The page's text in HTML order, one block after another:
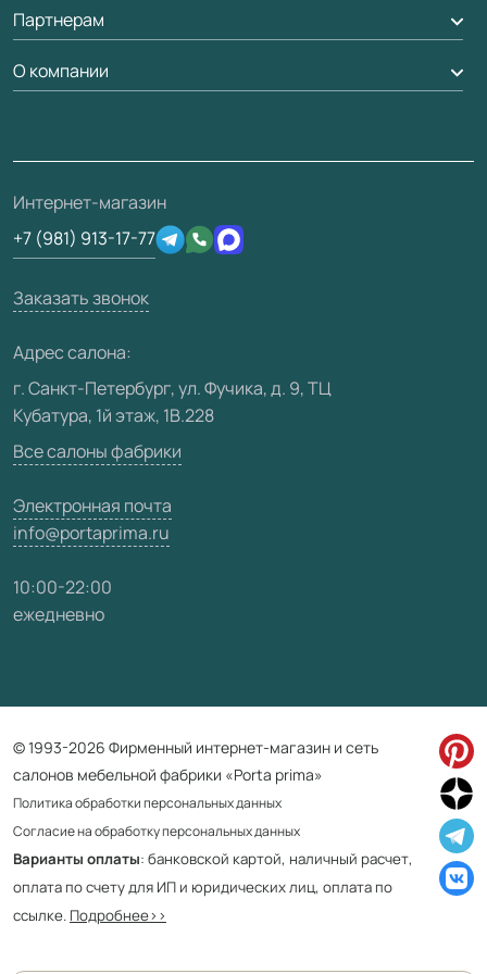
Рейки, баффели, стеллажи
Погонаж
Гарантия
Вопрос-ответ
Отзывы клиентов
Техническая информация
Юридическая информация
Вызов замерщика
Доставка
Партнерам
Дизайнерам / архитекторам
3D-модели
О компании
О фабрике
Сертификаты
Производство
Вакансии
Карта сайта
Интернет-магазин
+7 (981) 913-17-77
Заказать звонок
Адрес салона:
г. Санкт-Петербург, ул. Фучика, д. 9, ТЦ
Кубатура, 1й этаж, 1В.228
Все салоны фабрики
Электронная почта
info@portaprima.ru
10:00-22:00
ежедневно
© 1993-2026 Фирменный интернет-магазин и сеть
салонов мебельной фабрики «Porta prima»
Политика обработки персональных данных
Согласие на обработку персональных данных
Варианты оплаты: банковской картой, наличный расчет,
оплата по счету для ИП и юридических лиц, оплата по
ссылке. Подробнее>>